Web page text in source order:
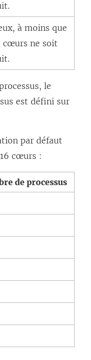
à moins que
cœurs ne soit
le
est défini sur
par défaut
cœurs :
de processus